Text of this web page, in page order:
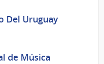
Del Uruguay
de Música